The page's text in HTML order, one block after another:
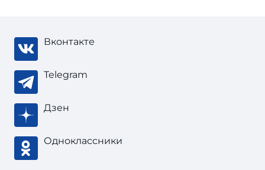
Вконтакте
Telegram
Дзен
Одноклассники